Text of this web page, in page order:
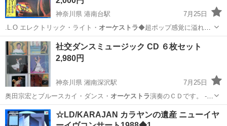
神奈川県 港南台駅
7月25日
.L.O エレクトリック・ライト・ オーケストラ◆超ポップ感覚に溢れる
サウンド・フ…
神奈川 横浜市 港南台駅
社交ダンスミュージック CD ６枚セット
2,980円
神奈川県 湘南深沢駅
7月25日
奥田宗宏とブルースカイ・ダンス・ オーケストラ演奏のＣＤです。 -Ｃ
Ｄ５-…
神奈川 鎌倉市 オーケストラ
☆LD/KARAJAN カラヤンの遺産 ニューイヤ